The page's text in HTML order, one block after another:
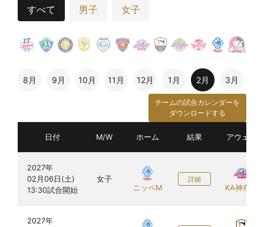
すべて 男子 女子
8月 9月 10月 11月 12月 1月 2月 3月
チームの試合カレンダーを
ダウンロードする
日付 M/W ホーム 結果 アウェイ
2027年
02月06日(土)
女子
ニッペM
詳細
KA神奈川
2027年